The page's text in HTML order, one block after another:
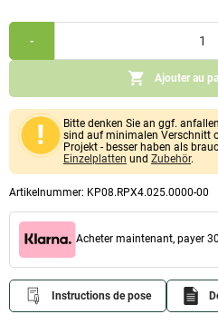
Artikelnummer: KP08.RPX4.025.0000-00
-
25mm
silicate
de
calcium
1.000x1.000x25mm,
couche
de
fond,
enduit
peinture
ou
à
peindre
Ajouter au
Bitte denken Sie an ggf.
sind auf minimalen Verschnitt
Projekt - besser haben als
Einzelplatten und Zubehör.
Acheter maintenant, payer
Instructions de pose